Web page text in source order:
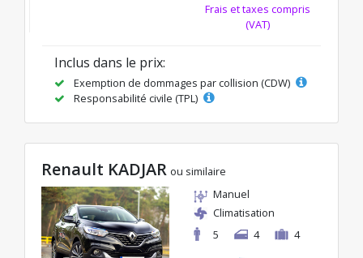
Frais et taxes compris
(VAT)
Inclus dans le prix:
Exemption de dommages par collision (CDW)
Responsabilité civile (TPL)
Renault KADJAR ou similaire
Manuel
Climatisation
5
4 4